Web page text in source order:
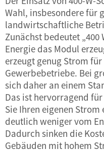
Wahl, insbesondere für
landwirtschaftliche
Zunächst bedeutet
Energie das Modul
erzeugt genug Strom
Gewerbebetriebe. Bei
sich daher an einem
Das ist hervorragend
Sie Ihren eigenen Strom
deutlich weniger vom
Dadurch sinken die
Gebäuden mit hohem